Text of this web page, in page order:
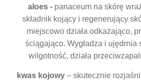
aloes - panaceum na skórę
składnik kojący i regenerujący
miejscowo działa odkażająco,
ściągająco. Wygładza i ujędrnia
wilgotność, działa
kwas kojowy – skutecznie